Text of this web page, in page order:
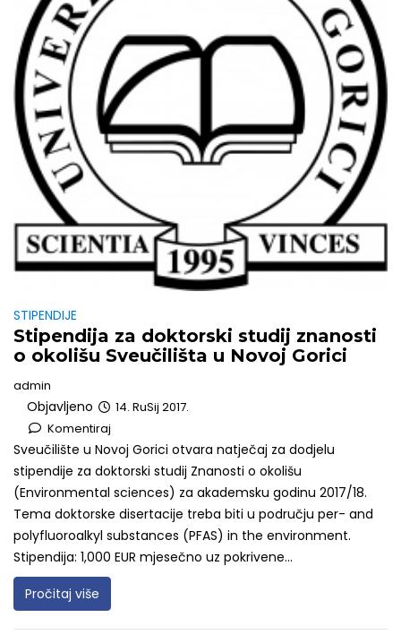
STIPENDIJE
Stipendija za doktorski studij znanosti
o okolišu Sveučilišta u Novoj Gorici
admin
Objavljeno
14. RuSij 2017.
Komentiraj
Sveučilište u Novoj Gorici otvara natječaj za dodjelu
stipendije za doktorski studij Znanosti o okolišu
(Environmental sciences) za akademsku godinu 2017/18.
Tema doktorske disertacije treba biti u području per- and
polyfluoroalkyl substances (PFAS) in the environment.
Stipendija: 1,000 EUR mjesečno uz pokrivene...
Pročitaj više